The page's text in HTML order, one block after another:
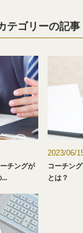
テゴリーの記事
チングが
...
2023/06/
コーチン
とは？